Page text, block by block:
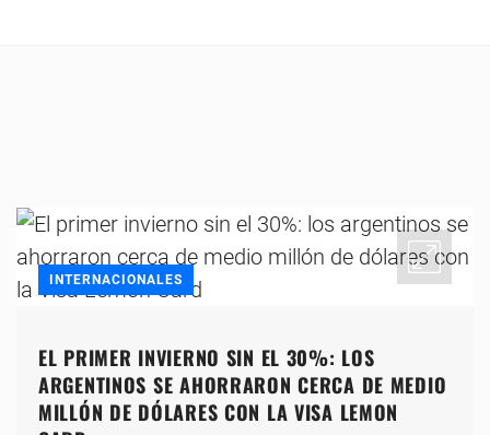
INTERNACIONALES
EL PRIMER INVIERNO SIN EL 30%: LOS
ARGENTINOS SE AHORRARON CERCA DE MEDIO
MILLÓN DE DÓLARES CON LA VISA LEMON